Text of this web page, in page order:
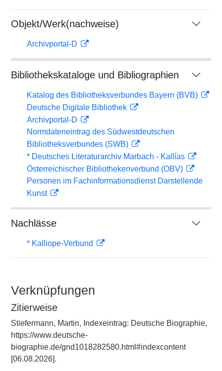
Objekt/Werk(nachweise)
Archivportal-D
Bibliothekskataloge und Bibliographien
Katalog des Bibliotheksverbundes Bayern (BVB)
Deutsche Digitale Bibliothek
Archivportal-D
Normdateneintrag des Südwestdeutschen
Bibliotheksverbundes (SWB)
* Deutsches Literaturarchiv Marbach - Kallías
Österreichischer Bibliothekenverbund (OBV)
Personen im Fachinformationsdienst Darstellende
Kunst
Nachlässe
* Kalliope-Verbund
Verknüpfungen
Zitierweise
Stiefermann, Martin, Indexeintrag: Deutsche Biographie,
https://www.deutsche-
biographie.de/gnd1018282580.html#indexcontent
[06.08.2026].